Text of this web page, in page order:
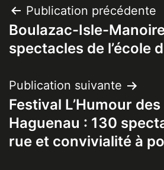
Navigation
de
Publication précédente
Boulazac-Isle-
spectacles de l’école
Publication suivante
Festival L’Humour
Haguenau : 130
rue et convivialité à